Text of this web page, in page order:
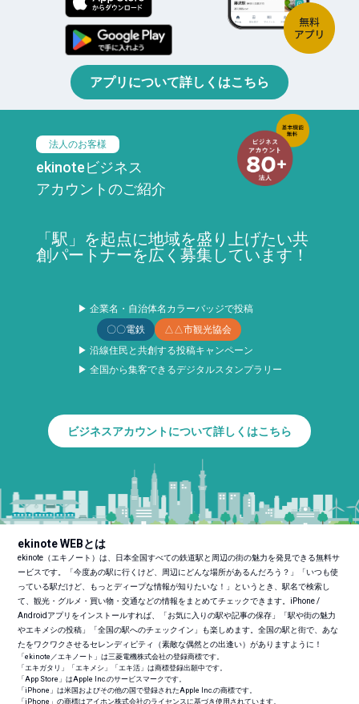
アプリについて詳しくはこちら
法人のお客様
ekinoteビジネス
アカウントのご紹介
「駅」を起点に地域を盛り上げたい共
創パートナーを広く募集しています！
▶ 企業名・自治体名カラーバッジで投稿
〇〇電鉄
△△市観光協会
▶ 沿線住民と共創する投稿キャンペーン
▶ 全国から集客できるデジタルスタンプラリー
ビジネスアカウントについて詳しくはこちら
ekinote WEBとは
ekinote（エキノート）は、日本全国すべての鉄道駅と周辺の街の魅力を発見できる無料サ
ービスです。「今度あの駅に行くけど、周辺にどんな場所があるんだろう？」「いつも使
っている駅だけど、もっとディープな情報が知りたいな！」というとき、駅名で検索し
て、観光・グルメ・買い物・交通などの情報をまとめてチェックできます。iPhone /
Androidアプリをインストールすれば、「お気に入りの駅や記事の保存」「駅や街の魅力
やエキメシの投稿」「全国の駅へのチェックイン」も楽しめます。全国の駅と街で、あな
たをワクワクさせるセレンディピティ（素敵な偶然との出逢い）がありますように！
「ekinote／エキノート」は三菱電機株式会社の登録商標です。
「エキガタリ」「エキメシ」「エキ活」は商標登録出願中です。
「App Store」はApple Inc.のサービスマークです。
「iPhone」は米国およびその他の国で登録されたApple Inc.の商標です。
「iPhone」の商標はアイホン株式会社のライセンスに基づき使用されています。